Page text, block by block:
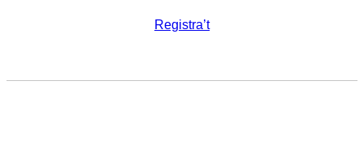
Registra’t